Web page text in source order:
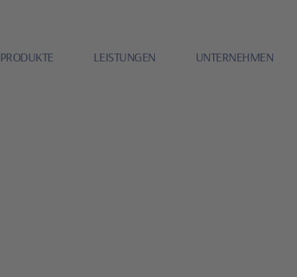
PRODUKTE LEISTUNGEN UNTERNEHMEN